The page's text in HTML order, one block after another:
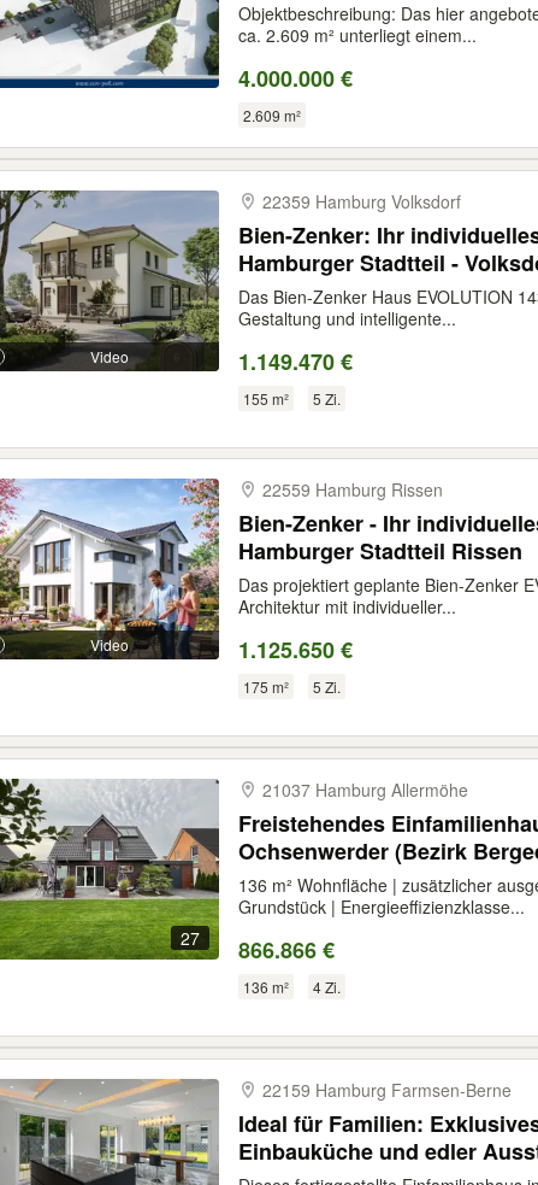
Objektbeschreibung: Das hier
ca. 2.609 m² unterliegt einem...
4.000.000 €
2.609 m²
Video
22359 Hamburg Volksdorf
Bien-Zenker: Ihr
Hamburger Stadtteil -
Das Bien-Zenker Haus EVOLUTION
Gestaltung und intelligente...
1.149.470 €
155 m² 5 Zi.
Video
22559 Hamburg Rissen
Bien-Zenker - Ihr
Hamburger Stadtteil Rissen
Das projektiert geplante Bien-Zenker
Architektur mit individueller...
1.125.650 €
175 m² 5 Zi.
27
21037 Hamburg Allermöhe
Freistehendes
Ochsenwerder (Bezirk
136 m² Wohnfläche | zusätzlicher
Grundstück | Energieeffizienzklasse...
866.866 €
136 m² 4 Zi.
22159 Hamburg Farmsen-​Berne
Ideal für Familien:
Einbauküche und edler